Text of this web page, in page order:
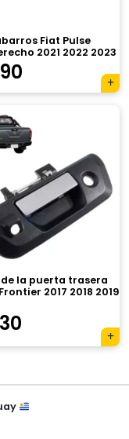
Fiat Pulse
2021 2022 2023
la puerta trasera
2017 2018 2019